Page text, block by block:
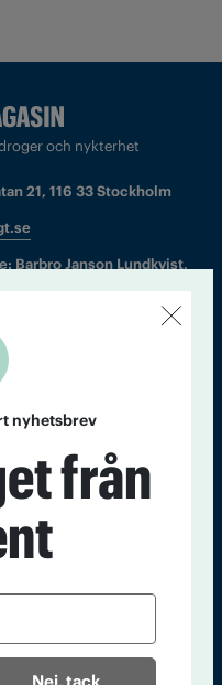
och nykterhet
21, 116 33 Stockholm
Barbro Janson Lundkvist,
nyhetsbrev
från